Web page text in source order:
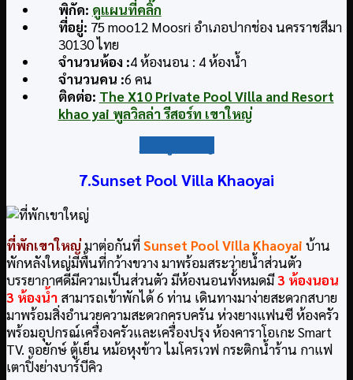
พิกัด: ดูแผนที่คลิ๊ก
ที่อยู่: 75 moo12 Moosri อำเภอปากช่อง นครราชสีมา
30130 ไทย
จำนวนห้อง :4 ห้องนอน : 4 ห้องน้ำ
จำนวนคน :6 คน
ติดต่อ: The X10 Private Pool Villa and Resort
khao yai พูลวิลล่า รีสอร์ท เขาใหญ่
7.Sunset Pool Villa Khaoyai
ที่พักเขาใหญ่มาต่อกันที่Sunset Pool Villa Khaoyai บ้าน
พักหลังใหญ่มีพื้นที่กว้างขวาง มาพร้อมสระว่ายน้ำส่วนตัว
บรรยากาศดีมีความเป็นส่วนตัว มีห้องนอนทั้งหมดมี3 ห้องนอน
3 ห้องน้ำ สามารถเข้าพักได้ 6 ท่าน เดินทางมาง่ายสะดวกสบาย
มาพร้อมสิ่งอำนวยความสะดวกครบครัน ห่วงยางแฟนซี ห้องครัว
พร้อมอุปกรณ์เครื่องครัวและเครื่องปรุง ห้องคาราโอเกะ Smart
TV. จอยักษ์ ตู้เย็น หม้อหุงข้าว ไมโครเวฟ กระติกน้ำร้าน กาแฟ
เตาปิ้งย่างบาร์บีคิว